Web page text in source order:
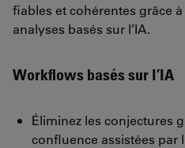
fiables et cohérentes grâce
analyses basés sur l’IA.
Workflows basés sur l’IA
Éliminez les conjectures
confluence assistées par